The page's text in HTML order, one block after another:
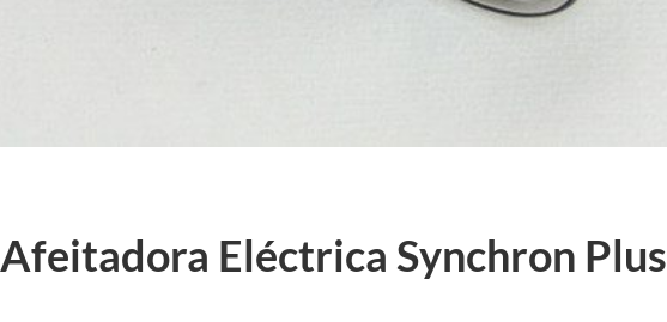
Afeitadora Eléctrica Synchron Plus